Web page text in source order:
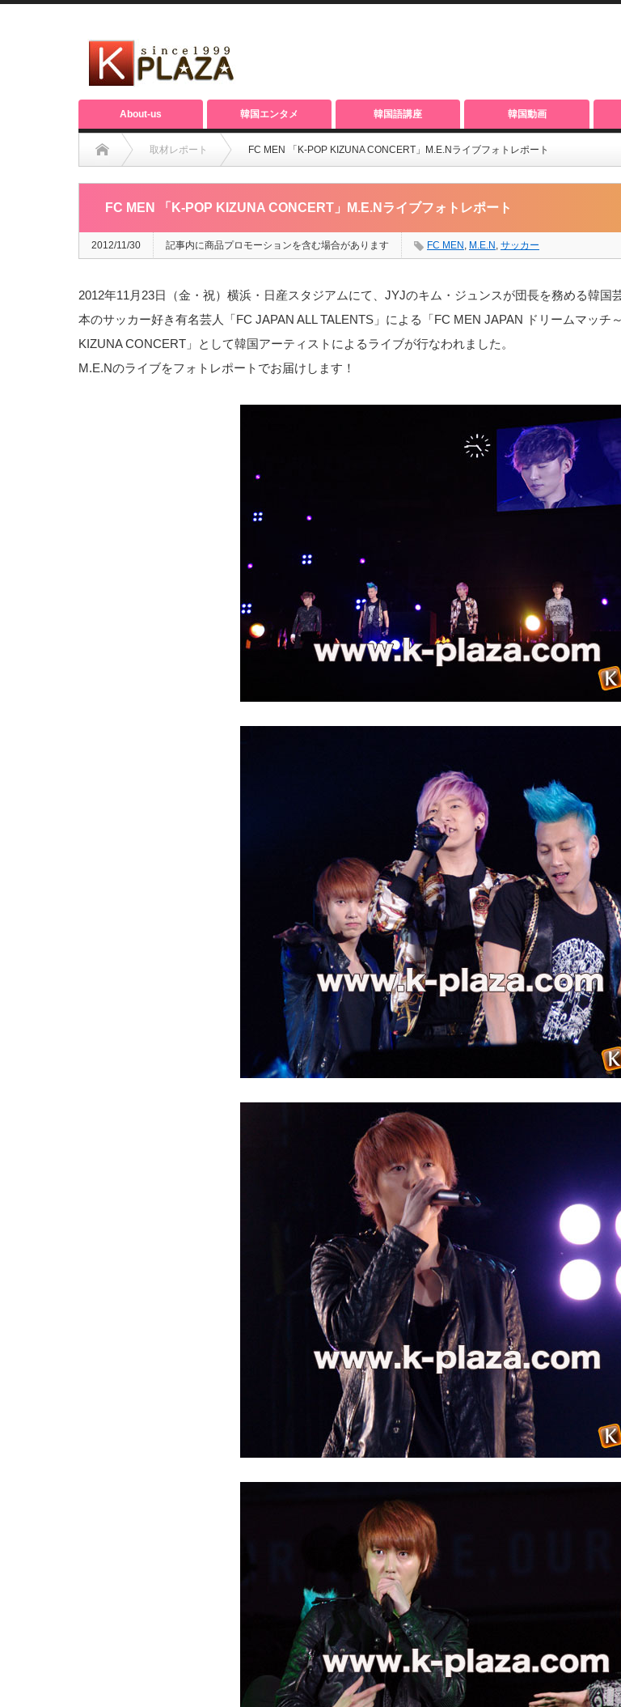
About-us 韓国エンタメ 韓国語講座 韓国動画
取材レポート FC MEN 「K-POP KIZUNA CONCERT」M.E.Nライブフォトレポート
FC MEN 「K-POP KIZUNA CONCERT」M.E.Nライブフォトレポート
2012/11/30 記事内に商品プロモーションを含む場合があります FC MEN , M.E.N , サッカー
2012年11月23日（金・祝）横浜・日産スタジアムにて、JYJのキム・ジュンスが団長を務める韓国
本のサッカー好き有名芸人「FC JAPAN ALL TALENTS」による「FC MEN JAPAN ドリームマッチ
KIZUNA CONCERT」として韓国アーティストによるライブが行なわれました。
M.E.Nのライブをフォトレポートでお届けします！